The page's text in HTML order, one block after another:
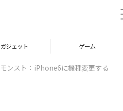
ガジェット ゲーム
モンスト：iPhone6に機種変更する